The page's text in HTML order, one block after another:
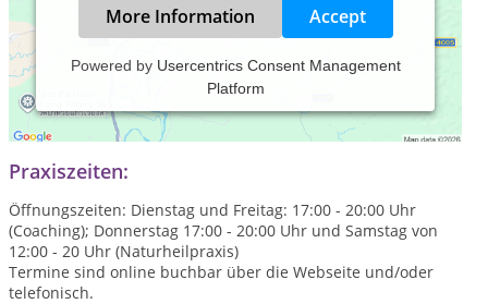
More Information Accept
Powered by Usercentrics Consent Management
Platform
Seit über 30 Jahren begleite ich Menschen auf ihrem Weg zu
mehr Gesundheit, innerer Ruhe und Klarheit.
Praxiszeiten:
Öffnungszeiten: Dienstag und Freitag: 17:00 - 20:00 Uhr
(Coaching); Donnerstag 17:00 - 20:00 Uhr und Samstag von
12:00 - 20 Uhr (Naturheilpraxis)
Termine sind online buchbar über die Webseite und/oder
telefonisch.